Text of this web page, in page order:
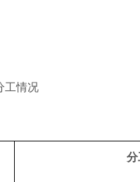
工情况